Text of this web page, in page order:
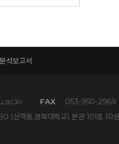
분석보고서
FAX
053-950-2969
(산격동,경북대학교) 본관 101호 IR